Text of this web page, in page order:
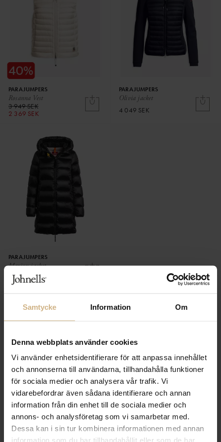
Samtycke Information Om
Denna webbplats använder cookies
Vi använder enhetsidentifierare för att anpassa innehållet
och annonserna till användarna, tillhandahålla funktioner
för sociala medier och analysera vår trafik. Vi
vidarebefordrar även sådana identifierare och annan
information från din enhet till de sociala medier och
annons- och analysföretag som vi samarbetar med.
Dessa kan i sin tur kombinera informationen med annan
information som du har tillhandahållit eller som de har
Rosanna Vest
PARAJUMPERS
3 949 SEK
2 369 SEK
Olivia jacket
PARAJUMPERS
4 049 SEK
Marion jacket
PARAJUMPERS
7 499 SEK
Visar 9 av 9 produkter
⌄ VISA MER